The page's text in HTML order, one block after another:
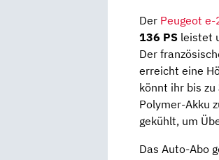
Der Peugeot
136 PS leistet
Der
erreicht eine
könnt ihr bis zu
Polymer-Akku
gekühlt, um
Das Auto-Abo